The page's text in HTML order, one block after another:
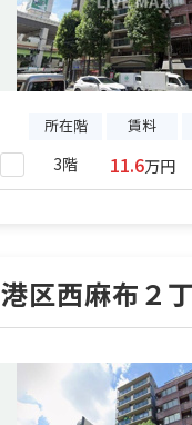
所在階 賃料
3階 11.6万円
港区西麻布２